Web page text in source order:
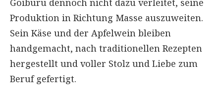
Goiburu dennoch nicht dazu verleitet, seine
Produktion in Richtung Masse auszuweiten.
Sein Käse und der Apfelwein bleiben
handgemacht, nach traditionellen Rezepten
hergestellt und voller Stolz und Liebe zum
Beruf gefertigt.